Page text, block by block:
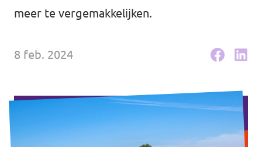
Volt Nederland
Volt Houten
Volt Utrecht stad
meer te vergemakkelijken.
8 feb. 2024